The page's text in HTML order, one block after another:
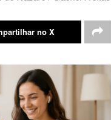
no X